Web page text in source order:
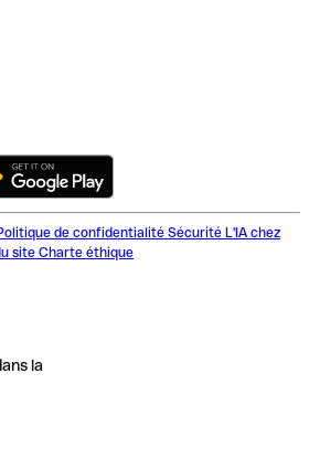
de confidentialité Sécurité L'IA chez
site Charte éthique
la